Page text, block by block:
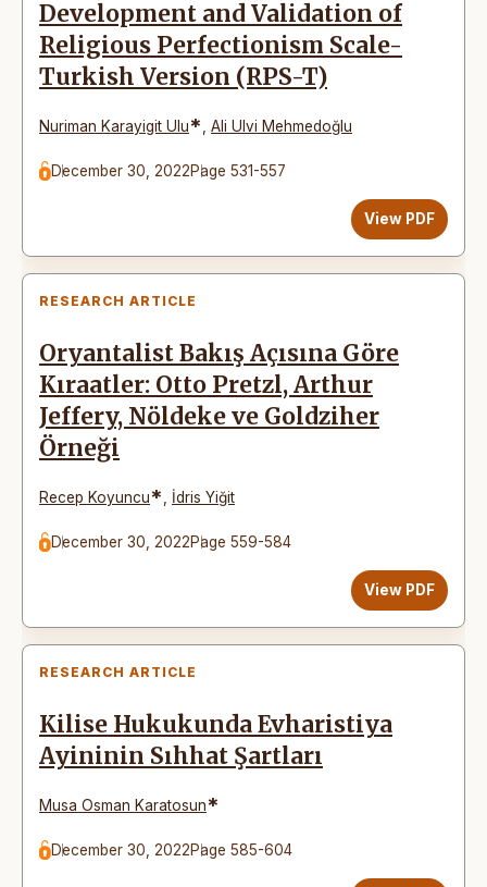
Development and Validation of
Religious Perfectionism Scale-
Turkish Version (RPS-T)
Nuriman Karayigit Ulu* Ali Ulvi Mehmedoğlu
December 30, 2022Page 531-557
View PDF
RESEARCH ARTICLE
Oryantalist Bakış Açısına Göre
Kıraatler: Otto Pretzl, Arthur
Jeffery, Nöldeke ve Goldziher
Örneği
Recep Koyuncu* İdris Yiğit
December 30, 2022Page 559-584
View PDF
RESEARCH ARTICLE
Kilise Hukukunda Evharistiya
Ayininin Sıhhat Şartları
Musa Osman Karatosun*
December 30, 2022Page 585-604